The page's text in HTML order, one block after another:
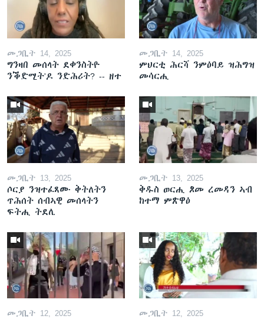
መጋቢት 14, 2025
ግንዛበ መሰላት ደቀንስትዮ
ንቕድሚት'ዶ ንድሕሪት? -- ዘተ
መጋቢት 14, 2025
ምህርቲ ሕርሻ ንምዕባይ ዝሕግዝ
መሳርሒ
መጋቢት 13, 2025
ሶርያ ንዝተፈጸሙ ቅትለትን
ጥሕሰት ሰብኣዊ መሰላትን
ፍትሒ ትደሊ
መጋቢት 13, 2025
ቅዱስ ወርሒ ጾመ ረመዳን ኣብ
ከተማ ምጽዋዕ
መጋቢት 12, 2025 መጋቢት 12, 2025